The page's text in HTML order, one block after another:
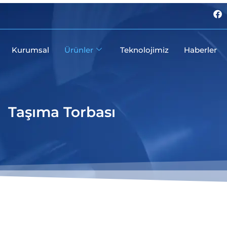
F
a
o
Kurumsal Ürünler Teknolojimiz Haberler
Taşıma Torbası